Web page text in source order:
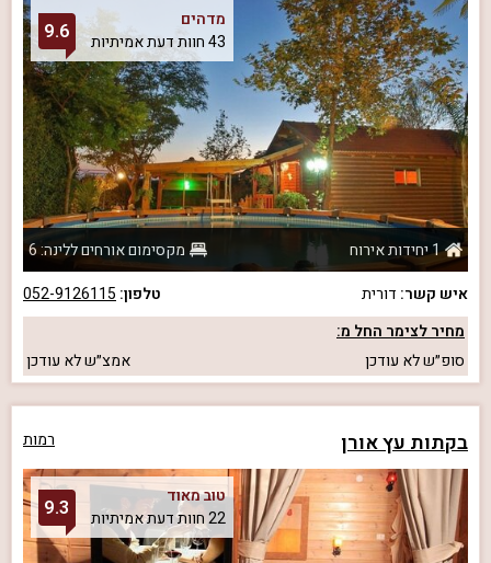
מדהים
43 חוות דעת אמיתיות
9.6
1 יחידות אירוח
מקסימום אורחים ללינה: 6
איש קשר: דורית טלפון: 052-9126115
מחיר לצימר החל מ:
סופ״שלא עודכן אמצ״שלא עודכן
בקתות עץ אורן רמות
טוב מאוד
22 חוות דעת אמיתיות
9.3